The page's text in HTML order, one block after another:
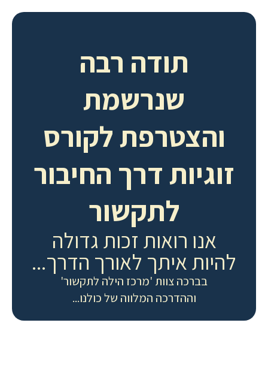
תודה רבה
שנרשמת
והצטרפת לקורס
זוגיות דרך החיבור
לתקשור
אנו רואות זכות גדולה
להיות איתך לאורך הדרך...
בברכה צוות 'מרכז הילה לתקשור'
וההדרכה המלווה של כולנו...